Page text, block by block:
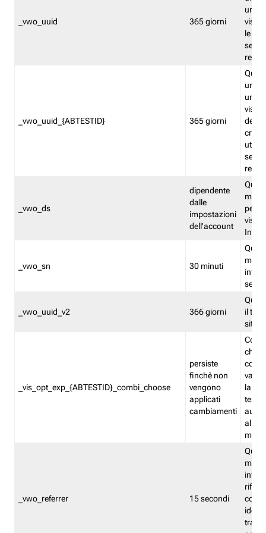
_vwo_uuid 365 giorni
le
_vwo_uuid_{ABTESTID} 365 giorni
un
del
_vwo_ds
dipendente
dalle
impostazioni
dell'account
_vwo_sn 30 minuti
_vwo_uuid_v2 366 giorni
il
sito
_vis_opt_exp_{ABTESTID}_combi_choose
persiste
finchè non
vengono
applicati
cambiamenti
che
la
test.
_vwo_referrer 15 secondi